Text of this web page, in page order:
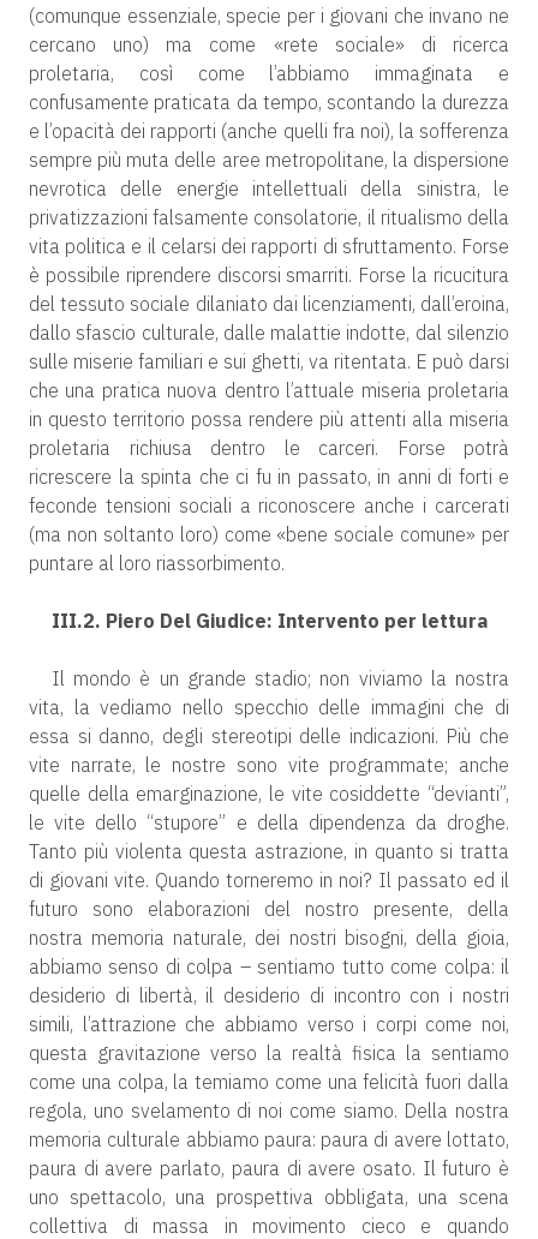
(comunque essenziale, specie per i giovani che invano ne
cercano uno) ma come «rete sociale» di ricerca
proletaria, così come l’abbiamo immaginata e
confusamente praticata da tempo, scontando la durezza
e l’opacità dei rapporti (anche quelli fra noi), la sofferenza
sempre più muta delle aree metropolitane, la dispersione
nevrotica delle energie intellettuali della sinistra, le
privatizzazioni falsamente consolatorie, il ritualismo della
vita politica e il celarsi dei rapporti di sfruttamento. Forse
è possibile riprendere discorsi smarriti. Forse la ricucitura
del tessuto sociale dilaniato dai licenziamenti, dall’eroina,
dallo sfascio culturale, dalle malattie indotte, dal silenzio
sulle miserie familiari e sui ghetti, va ritentata. E può darsi
che una pratica nuova dentro l’attuale miseria proletaria
in questo territorio possa rendere più attenti alla miseria
proletaria richiusa dentro le carceri. Forse potrà
ricrescere la spinta che ci fu in passato, in anni di forti e
feconde tensioni sociali a riconoscere anche i carcerati
(ma non soltanto loro) come «bene sociale comune» per
puntare al loro riassorbimento.
III.2. Piero Del Giudice: Intervento per lettura
Il mondo è un grande stadio; non viviamo la nostra
vita, la vediamo nello specchio delle immagini che di
essa si danno, degli stereotipi delle indicazioni. Più che
vite narrate, le nostre sono vite programmate; anche
quelle della emarginazione, le vite cosiddette “devianti”,
le vite dello “stupore” e della dipendenza da droghe.
Tanto più violenta questa astrazione, in quanto si tratta
di giovani vite. Quando torneremo in noi? Il passato ed il
futuro sono elaborazioni del nostro presente, della
nostra memoria naturale, dei nostri bisogni, della gioia,
abbiamo senso di colpa – sentiamo tutto come colpa: il
desiderio di libertà, il desiderio di incontro con i nostri
simili, l’attrazione che abbiamo verso i corpi come noi,
questa gravitazione verso la realtà fisica la sentiamo
come una colpa, la temiamo come una felicità fuori dalla
regola, uno svelamento di noi come siamo. Della nostra
memoria culturale abbiamo paura: paura di avere lottato,
paura di avere parlato, paura di avere osato. Il futuro è
uno spettacolo, una prospettiva obbligata, una scena
collettiva di massa in movimento cieco e quando